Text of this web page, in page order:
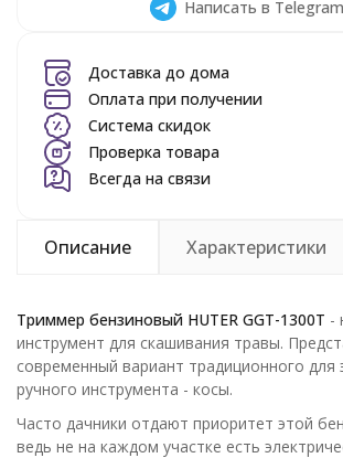
Написать в Telegram
Доставка до дома
Оплата при получении
Система скидок
Проверка товара
Всегда на связи
Описание Характеристики
Триммер бензиновый HUTER GGT-1300T -
инструмент для скашивания травы.
современный вариант традиционного для
ручного инструмента - косы.
Часто дачники отдают приоритет этой
ведь не на каждом участке есть